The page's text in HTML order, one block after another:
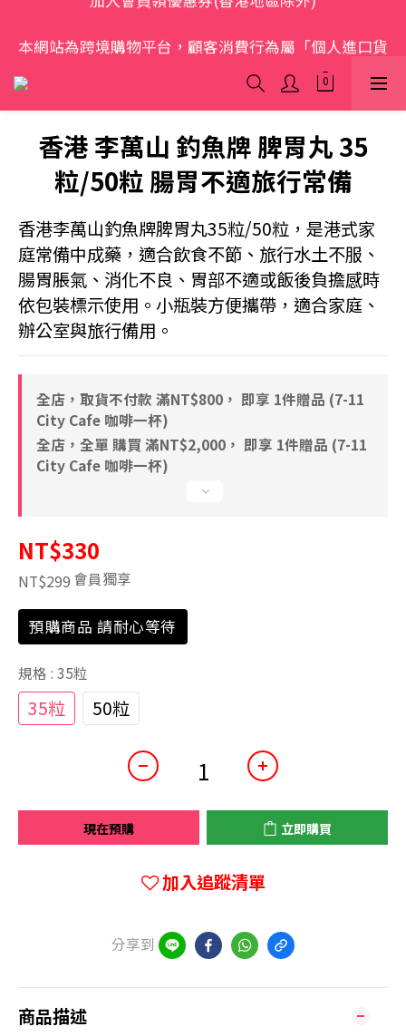
品範圍」，商品僅限顧客個人使用
歡迎光臨 S.A.W
香港 李萬山 釣魚牌 脾胃丸 35
粒/50粒 腸胃不適旅行常備
香港李萬山釣魚牌脾胃丸35粒/50粒，是港式家
庭常備中成藥，適合飲食不節、旅行水土不服、
腸胃脹氣、消化不良、胃部不適或飯後負擔感時
依包裝標示使用。小瓶裝方便攜帶，適合家庭、
辦公室與旅行備用。
全店，取貨不付款 滿NT$800， 即享 1件贈品 (7-11
City Cafe 咖啡一杯)
全店，全單 購買 滿NT$2,000， 即享 1件贈品 (7-11
City Cafe 咖啡一杯)
NT$330
NT$299 會員獨享
預購商品 請耐心等待
規格 : 35粒
35粒 50粒
現在預購 立即購買
加入追蹤清單
分享到
商品描述